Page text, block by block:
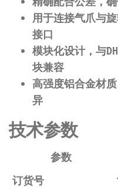
用于连接气爪与
接口
模块化设计，与
块兼容
高强度铝合金材
异
技术参数
参数
订货号